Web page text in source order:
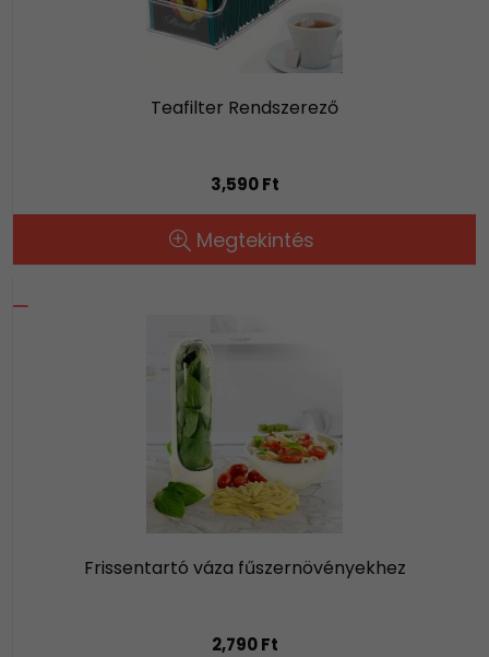
Teafilter Rendszerező
3,590 Ft
Megtekintés
Frissentartó váza fűszernövényekhez
2,790 Ft